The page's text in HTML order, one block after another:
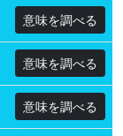
意味を調べる
意味を調べる
意味を調べる